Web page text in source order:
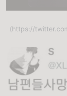
(https://